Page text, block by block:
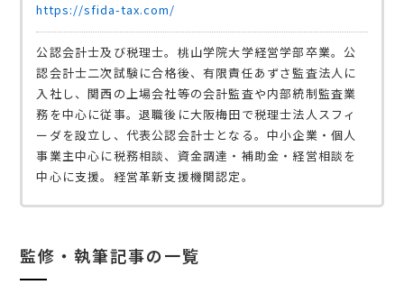
https://sfida-tax.com/
公認会計士及び税理士。桃山学院大学経営学部卒業。公
認会計士二次試験に合格後、有限責任あずさ監査法人に
入社し、関西の上場会社等の会計監査や内部統制監査業
務を中心に従事。退職後に大阪梅田で税理士法人スフィ
ーダを設立し、代表公認会計士となる。中小企業・個人
事業主中心に税務相談、資金調達・補助金・経営相談を
中心に支援。経営革新支援機関認定。
監修・執筆記事の一覧